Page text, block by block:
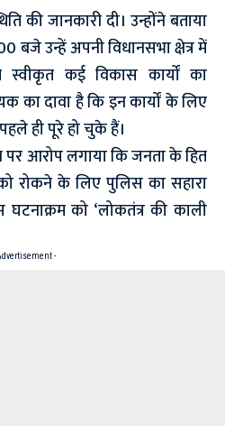
की जानकारी दी। उन्होंने बताया
बजे उन्हें अपनी विधानसभा क्षेत्र में
स्वीकृत कई विकास कार्यों का
का दावा है कि इन कार्यों के लिए
ही पूरे हो चुके हैं।
पर आरोप लगाया कि जनता के हित
रोकने के लिए पुलिस का सहारा
घटनाक्रम को ‘लोकतंत्र की काली
-